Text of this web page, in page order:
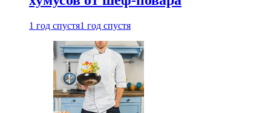
1 год спустя1 год спустя